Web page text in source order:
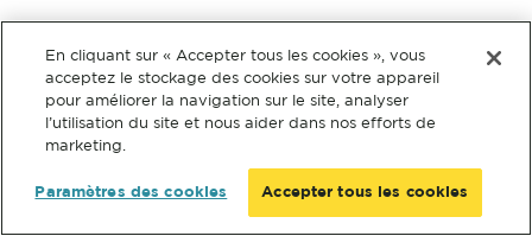
En cliquant sur « Accepter tous les cookies », vous
acceptez le stockage des cookies sur votre appareil
pour améliorer la navigation sur le site, analyser
l’utilisation du site et nous aider dans nos efforts de
marketing.
Paramètres des cookies Accepter tous les cookies